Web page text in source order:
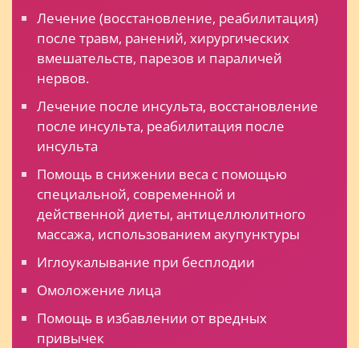
Лечение (восстановление, реабилитация)
после травм, ранений, хирургических
вмешательств, парезов и параличей
нервов.
Лечение после инсульта, восстановление
после инсульта, реабилитация после
инсульта
Помощь в снижении веса с помощью
специальной, современной и
действенной диеты, антицеллюлитного
массажа, использованием акупунктуры
Иглоукалывание при бесплодии
Омоложение лица
Помощь в избавлении от вредных
привычек